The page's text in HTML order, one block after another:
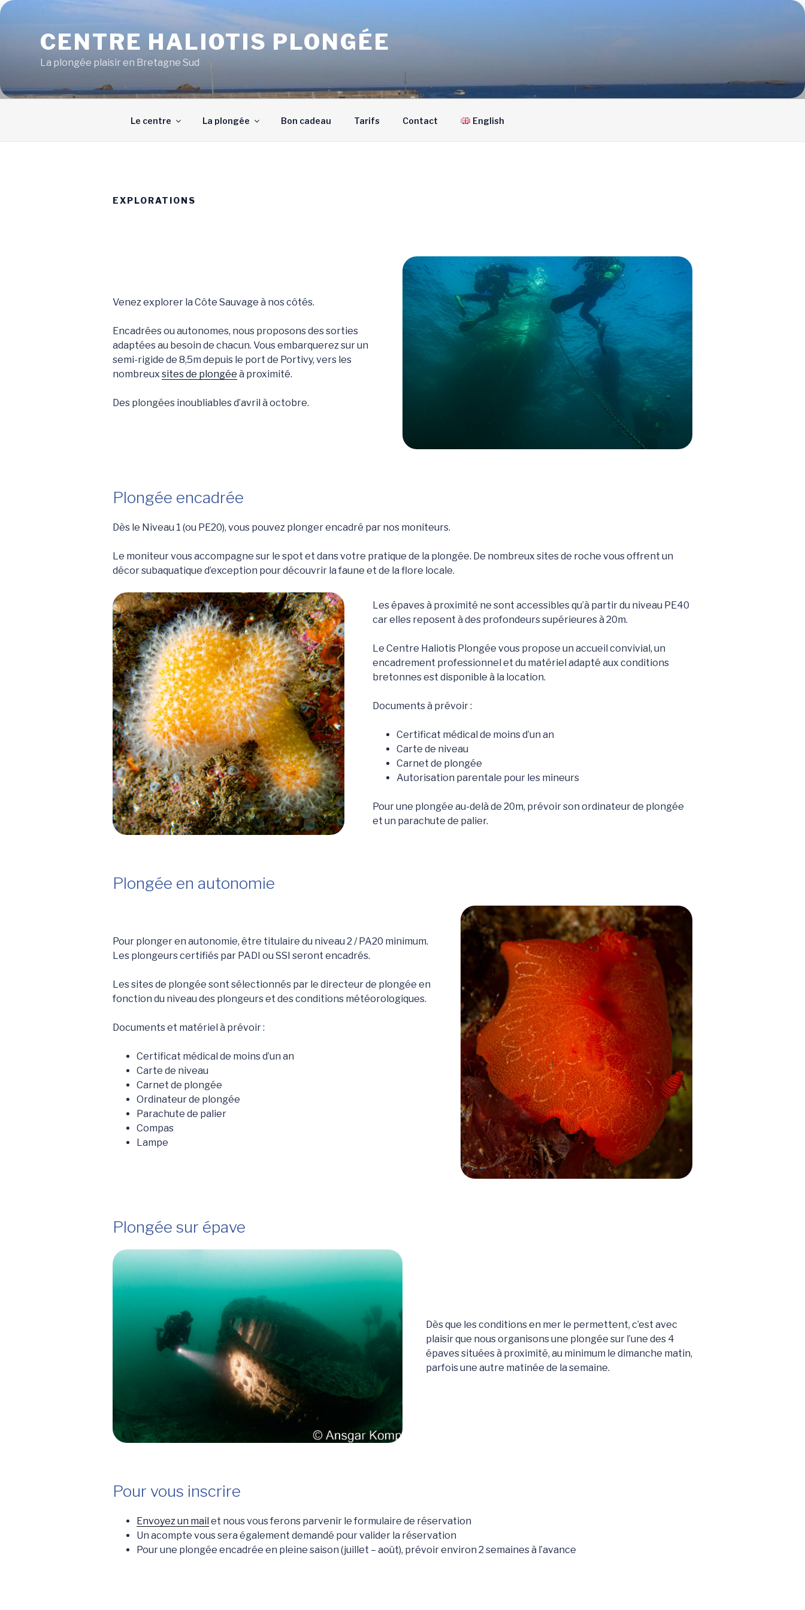
Aller
CENTRE HALIOTIS PLONGÉE
La plongée plaisir en Bretagne Sud
Le centre La plongée Bon cadeau Tarifs Contact English
EXPLORATIONS
Venez explorer la Côte Sauvage à nos côtés.
Encadrées ou autonomes, nous proposons des sorties
adaptées au besoin de chacun. Vous embarquerez sur un
semi-rigide de 8,5m depuis le port de Portivy, vers les
nombreuxsites de plongée à proximité.
Des plongées inoubliables d’avril à octobre.
Plongée encadrée
Dès le Niveau 1 (ou PE20), vous pouvez plonger encadré par nos moniteurs.
Le moniteur vous accompagne sur le spot et dans votre pratique de la plongée. De nombreux sites de roche vous offrent un
décor subaquatique d’exception pour découvrir la faune et de la flore locale.
Les épaves à proximité ne sont accessibles qu’à partir du niveau PE40
car elles reposent à des profondeurs supérieures à 20m.
Le Centre Haliotis Plongée vous propose un accueil convivial, un
encadrement professionnel et du matériel adapté aux conditions
bretonnes est disponible à la location.
Documents à prévoir :
Certificat médical de moins d’un an
Carte de niveau
Carnet de plongée
Autorisation parentale pour les mineurs
Pour une plongée au-delà de 20m, prévoir son ordinateur de plongée
et un parachute de palier.
Plongée en autonomie
Pour plonger en autonomie, être titulaire du niveau 2 / PA20 minimum.
Les plongeurs certifiés par PADI ou SSI seront encadrés.
Les sites de plongée sont sélectionnés par le directeur de plongée en
fonction du niveau des plongeurs et des conditions météorologiques.
Documents et matériel à prévoir :
Certificat médical de moins d’un an
Carte de niveau
Carnet de plongée
Ordinateur de plongée
Parachute de palier
Compas
Lampe
Plongée sur épave
Dès que les conditions en mer le permettent, c’est avec
plaisir que nous organisons une plongée sur l’une des 4
épaves situées à proximité, au minimum le dimanche matin,
parfois une autre matinée de la semaine.
Pour vous inscrire
Envoyez un mail et nous vous ferons parvenir le formulaire de réservation
Un acompte vous sera également demandé pour valider la réservation
Pour une plongée encadrée en pleine saison (juillet – août), prévoir environ 2 semaines à l’avance